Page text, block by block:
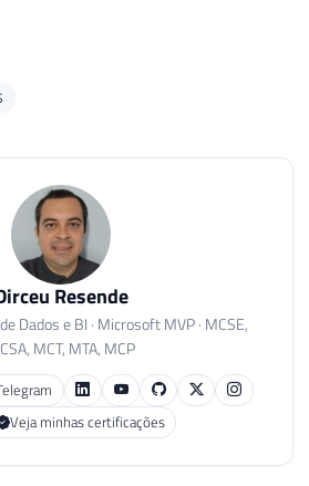
Resende
Dados e BI · Microsoft MVP · MCSE,
MCT, MTA, MCP
Veja minhas certificações